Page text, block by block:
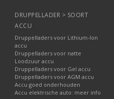
DRUPPELLADER > SOORT
ACCU
Druppelladers voor Lithium-Ion
accu
Druppelladers voor natte
Loodzuur accu
Druppelladers voor Gel accu
Druppelladers voor AGM accu
Accu goed onderhouden
Accu elektrische auto: meer info